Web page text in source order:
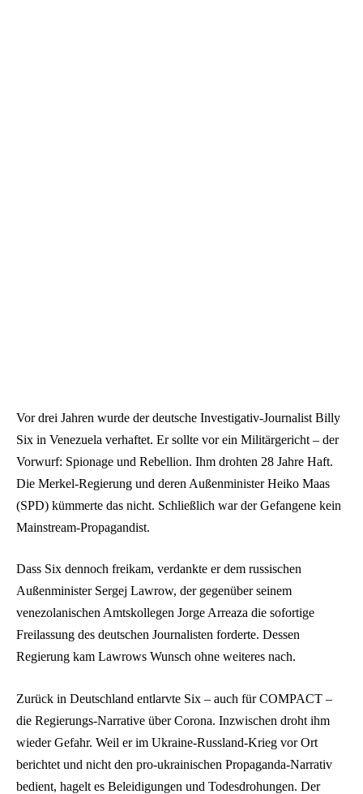
Vor drei Jahren wurde der deutsche Investigativ-Journalist Billy
Six in Venezuela verhaftet. Er sollte vor ein Militärgericht – der
Vorwurf: Spionage und Rebellion. Ihm drohten 28 Jahre Haft.
Die Merkel-Regierung und deren Außenminister Heiko Maas
(SPD) kümmerte das nicht. Schließlich war der Gefangene kein
Mainstream-Propagandist.
Dass Six dennoch freikam, verdankte er dem russischen
Außenminister Sergej Lawrow, der gegenüber seinem
venezolanischen Amtskollegen Jorge Arreaza die sofortige
Freilassung des deutschen Journalisten forderte. Dessen
Regierung kam Lawrows Wunsch ohne weiteres nach.
Zurück in Deutschland entlarvte Six – auch für COMPACT –
die Regierungs-Narrative über Corona. Inzwischen droht ihm
wieder Gefahr. Weil er im Ukraine-Russland-Krieg vor Ort
berichtet und nicht den pro-ukrainischen Propaganda-Narrativ
bedient, hagelt es Beleidigungen und Todesdrohungen. Der